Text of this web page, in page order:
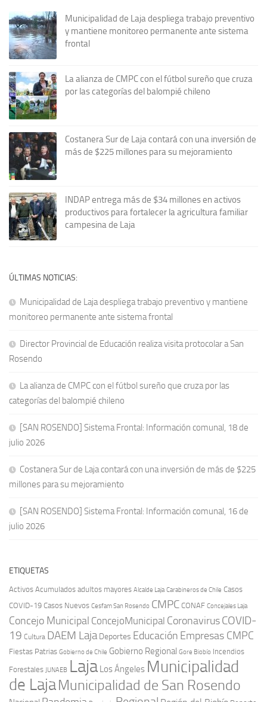
Municipalidad de Laja despliega trabajo preventivo
y mantiene monitoreo permanente ante sistema
frontal
La alianza de CMPC con el fútbol sureño que cruza
por las categorías del balompié chileno
Costanera Sur de Laja contará con una inversión de
más de $225 millones para su mejoramiento
INDAP entrega más de $34 millones en activos
productivos para fortalecer la agricultura familiar
campesina de Laja
ÚLTIMAS NOTICIAS:
Municipalidad de Laja despliega trabajo preventivo y mantiene
monitoreo permanente ante sistema frontal
Director Provincial de Educación realiza visita protocolar a San
Rosendo
La alianza de CMPC con el fútbol sureño que cruza por las
categorías del balompié chileno
[SAN ROSENDO] Sistema Frontal: Información comunal, 18 de
julio 2026
Costanera Sur de Laja contará con una inversión de más de $225
millones para su mejoramiento
[SAN ROSENDO] Sistema Frontal: Información comunal, 16 de
julio 2026
ETIQUETAS
Activos Acumulados adultos mayores Alcalde Laja Carabineros de Chile Casos
COVID-19 Casos Nuevos Cesfam San Rosendo CMPC CONAF Concejales Laja
Concejo Municipal ConcejoMunicipal CoronavirusCOVID-
19 Cultura DAEM Laja Deportes Educación Empresas CMPC
Fiestas Patrias Gobierno de Chile Gobierno Regional Gore Biobío Incendios
Forestales JUNAEB Laja Los Ángeles Municipalidad
de LajaMunicipalidad de San Rosendo